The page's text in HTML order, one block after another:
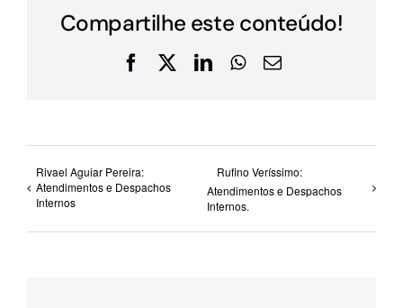
Compartilhe este conteúdo!
Facebook
X LinkedInWhatsApp
E-
Rivael Aguiar Pereira:
Atendimentos e Despachos
Internos
Rufino Veríssimo:
Atendimentos e Despachos
Internos.